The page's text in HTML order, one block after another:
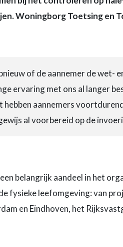
Woningborg Toetsing en
of de aannemer de wet-
ervaring met ons al langer
aannemers
al voorbereid op de
belangrijk aandeel in het
fysieke leefomgeving: van
en Eindhoven, het